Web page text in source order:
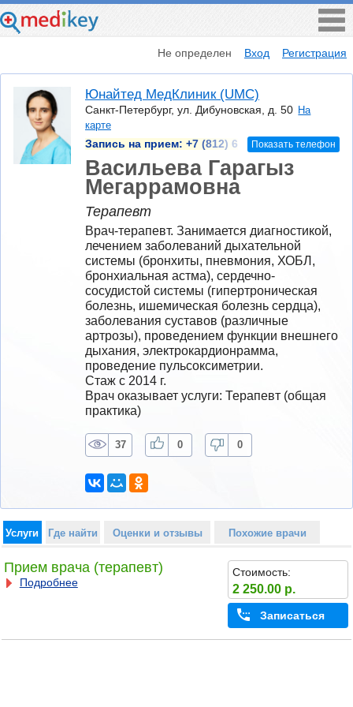
Не определен Вход Регистрация
Юнайтед МедКлиник (UMC)
Санкт-Петербург, ул. Дибуновская, д. 50 На
карте
Запись на прием: +7 (812) 6 Показать телефон
Васильева Гарагыз
Мегаррамовна
Терапевт
Врач-терапевт. Занимается диагностикой,
лечением заболеваний дыхательной
системы (бронхиты, пневмония, ХОБЛ,
бронхиальная астма), сердечно-
сосудистой системы (гипертроническая
болезнь, ишемическая болезнь сердца),
заболевания суставов (различные
артрозы), проведением функции внешнего
дыхания, электрокардионрамма,
проведение пульсоксиметрии.
Стаж с 2014 г.
Врач оказывает услуги: Терапевт (общая
практика)
37 0 0
Услуги Где найти Оценки и отзывы Похожие врачи
Прием врача (терапевт)
Подробнее
Стоимость:
2 250.00 р.
Записаться